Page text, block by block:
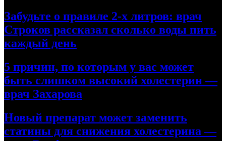
Забудьте о правиле 2-х литров: врач
Строков рассказал сколько воды пить
каждый день
5 причин, по которым у вас может
быть слишком высокий холестерин —
врач Захарова
Новый препарат может заменить
статины для снижения холестерина —